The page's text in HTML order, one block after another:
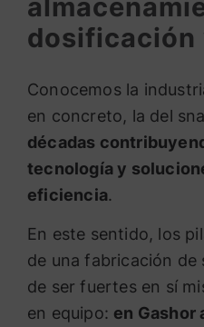
dosificación
Conocemos la
en concreto, la del
décadas
tecnología y
eficiencia.
En este sentido, los
de una fabricación de
de ser fuertes en sí
en equipo: en Gashor